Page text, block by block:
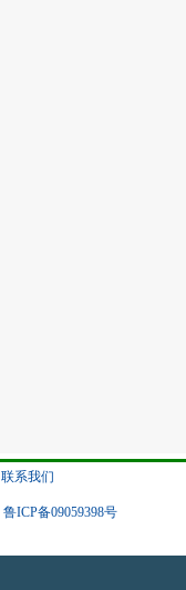
联系我们
鲁ICP备09059398号